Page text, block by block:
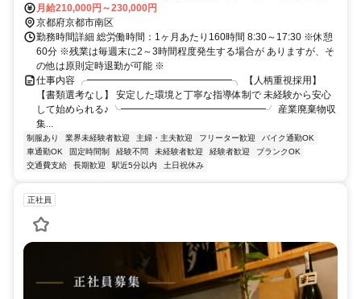
OK
月給210,000円～230,000円
京都府京都市南区
勤務時間詳細 総労働時間：1ヶ月あたり160時間 8:30～17:30 ※休憩
60分 ※残業は毎週末に2～3時間程度発生する場合が ありますが、そ
の他は原則定時退勤が可能 ※
仕事内容 ╭━━━━━━━━━━━━━━━╮ 【人柄重視採用】
【書類選考なし】 安定した環境と丁寧な指導体制で 未経験から安心
して始められる♪ ╰━━━━━━━━━━━━━━━╯ 産業廃棄物収
集...
制服あり 業界未経験者歓迎 主婦・主夫歓迎 フリーター歓迎
バイク通勤OK
車通勤OK
固定時間制 経験不問 未経験者歓迎 経験者歓迎
ブランクOK
交通費支給
長期歓迎 駅近5分以内 土日祝休み
正社員